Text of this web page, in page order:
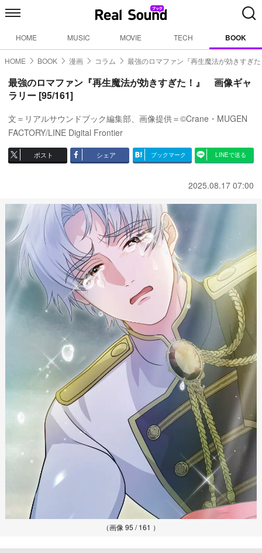
HOME MUSIC MOVIE TECH BOOK
HOME BOOK 漫画 コラム 最強のロマファン『再生魔法が効きすぎ
最強のロマファン『再生魔法が効きすぎた！』 画像ギャ
ラリー [95/161]
文＝リアルサウンドブック編集部、画像提供＝©Crane・MUGEN
FACTORY/LINE Digital Frontier
ポスト シェア ブックマーク LINEで送る
2025.08.17 07:00
（画像 95 / 161 ）